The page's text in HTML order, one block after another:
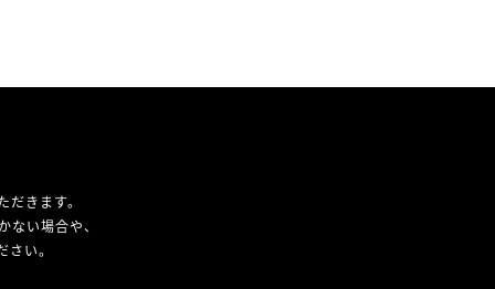
きます。
い場合や、
い。